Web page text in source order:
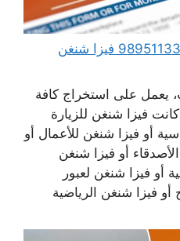
مكتب استخراج فيزا شنغن 98951133 فيزا شنغن
يعمل على استخراج كافة
فيزا شنغن للزيارة
أو فيزا شنغن للأعمال أو
أو فيزا شنغن
أو فيزا شنغن لعبور
أو فيزا شنغن الرياضية